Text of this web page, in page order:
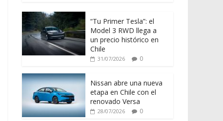
“Tu Primer Tesla”: el
Model 3 RWD llega a
un precio histórico en
Chile
31/07/2026 0
Nissan abre una nueva
etapa en Chile con el
renovado Versa
28/07/2026 0